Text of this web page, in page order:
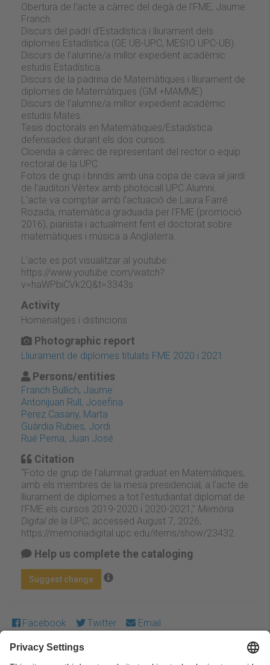
Obertura de l’acte a càrrec del degà de l'FME, Jaume
Franch.
Discurs del padrí d’Estadística i lliurament dels
diplomes Estadística (GE UB-UPC, MESIO UPC-UB).
Discurs de l’alumne/a millor expedient acadèmic
estudis Estadística.
Discurs de la padrina de Matemàtiques i lliurament de
diplomes de Matemàtiques (GM +MAMME)
Discurs de l’alumne/a millor expedient acadèmic
estudis Mates.
Tesis doctorals en Matemàtiques/Estadística
defensades durant els dos cursos.
Cloenda a càrrec de representant del rector o equip
rectoral de la UPC
Fotos de grup i brindis amb una copa de cava al jardí
de l’auditori Vèrtex amb photocall UPC Alumni.
L'acte va comptar amb l'actuació de Laura Farré
Rozada, matemàtica graduada per l'FME (promoció
2016), pianista i actualment fent el doctorat sobre
matemàtiques i música a Anglaterra.
L'acte es pot visualitzar al youtube:
https://www.youtube.com/watch?
v=haWPbiCVk2Q&t=3343s
Activity
Homenatges i distincions
Photographic report
Lliurament de diplomes titulats FME 2020 i 2021
Persons/entities
Franch Bullich, Jaume
Antonijuan Rull, Josefina
Perez Casany, Marta
Guàrdia Rubies, Jordi
Rué Perna, Juan José
Citation
“Foto de grup de l'alumnat graduat en Matemàtiques,
amb els membres de la mesa presidencial, a l'acte de
lliurament de diplomes a tot l'estudiantat diplomat de
l'FME els cursos 2019-2020 i 2020-2021,” Memòria
Digital de la UPC, accessed August 7, 2026,
https://memoriadigital.upc.edu/items/show/23432
Help us complete the cataloging
Suggest change
Facebook Twitter Email